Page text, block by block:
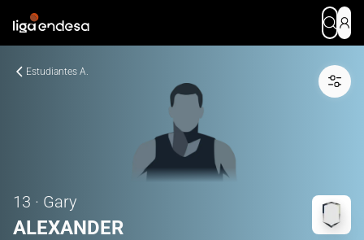
Estudiantes A.
13 · Gary
ALEXANDER